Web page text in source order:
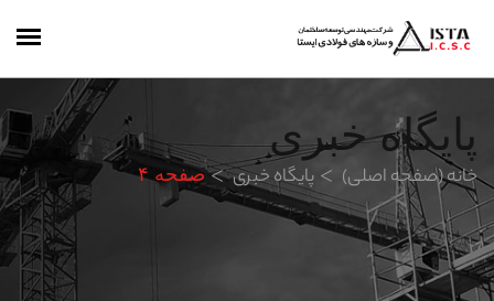
پایگاه خبری
خانه (صفحه اصلی) پایگاه خبری صفحه ۴